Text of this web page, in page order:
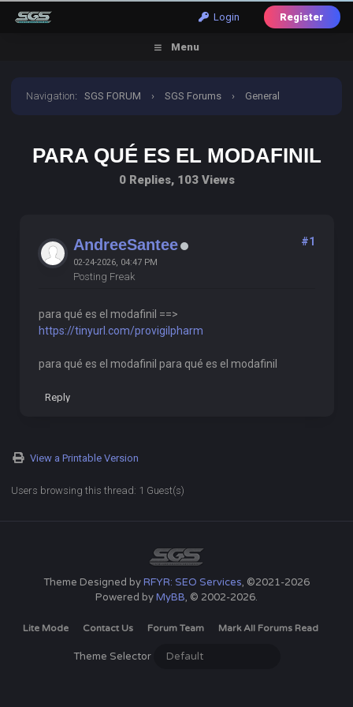
Login Register
Menu
Navigation:SGS FORUM › SGS Forums › General
PARA QUÉ ES EL MODAFINIL
0 Replies, 103 Views
AndreeSantee
02-24-2026, 04:47 PM
Posting Freak
#1
para qué es el modafinil ==>
https://tinyurl.com/provigilpharm
para qué es el modafinil para qué es el modafinil
Reply
View a Printable Version
Users browsing this thread: 1 Guest(s)
Theme Designed byRFYR: SEO Services, ©2021-2026
Powered byMyBB, © 2002-2026.
Lite Mode Contact Us Forum Team Mark All Forums Read
Theme Selector